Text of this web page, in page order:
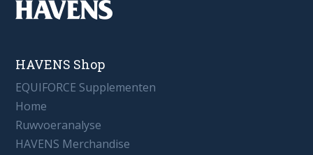
HAVENS Shop
EQUIFORCE Supplementen
Home
Ruwvoeranalyse
HAVENS Merchandise